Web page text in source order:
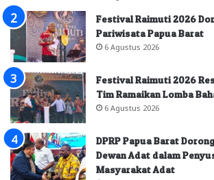
Festival Raimuti 2026
Pariwisata Papua Barat
6 Agustus 2026
Festival Raimuti 2026
Tim Ramaikan Lomba
6 Agustus 2026
DPRP Papua Barat
Dewan Adat dalam
Masyarakat Adat